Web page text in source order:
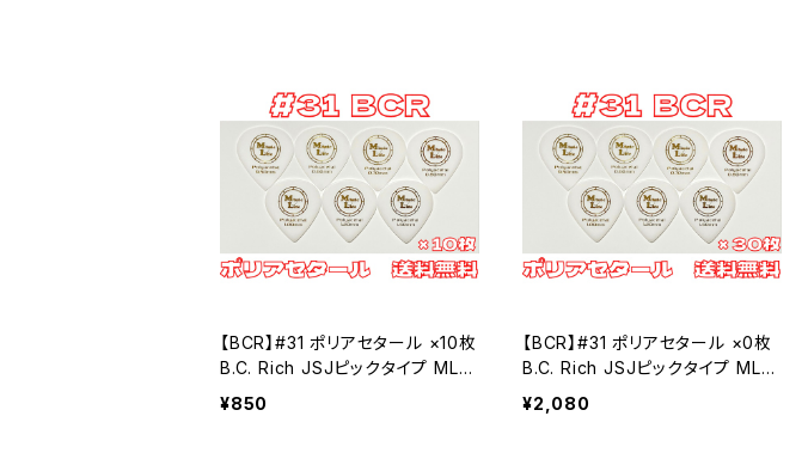
Celllose セルロース
Celllose セルロース
Polyacetal ポリアセタール
#24 セミラウンド
セルロース
ポリアセタール
#9 ビッグマンドリン
セルロース
ポリアセタール
#3 トライアングル3
セルロース
#31 BCR
【BCR】#31 ポリアセタール ×10枚
B.C. Rich JSJピックタイプ MLピ
ック【送料込み】
¥850
【BCR】#31 ポリアセタール ×0枚
B.C. Rich JSJピックタイプ MLピ
ック【送料込み】
¥2,080